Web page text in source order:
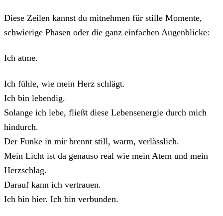
Diese Zeilen kannst du mitnehmen für stille Momente,
schwierige Phasen oder die ganz einfachen Augenblicke:
Ich atme.
Ich fühle, wie mein Herz schlägt.
Ich bin lebendig.
Solange ich lebe, fließt diese Lebensenergie durch mich
hindurch.
Der Funke in mir brennt still, warm, verlässlich.
Mein Licht ist da genauso real wie mein Atem und mein
Herzschlag.
Darauf kann ich vertrauen.
Ich bin hier. Ich bin verbunden.